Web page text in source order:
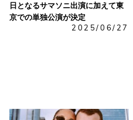
日となるサマソニ出演に加えて東
京での単独公演が決定
2025/06/27